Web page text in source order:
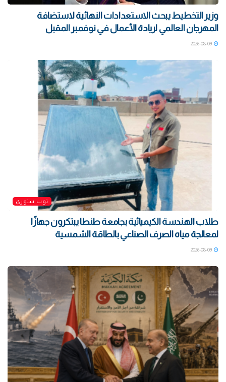
وزير التخطيط يبحث الاستعدادات النهائية لاستضافة
المهرجان العالمي لريادة الأعمال في نوفمبر المقبل
توب ستوري
طلاب الهندسة الكيميائية بجامعة طنطا يبتكرون جهازًا
لمعالجة مياه الصرف الصناعي بالطاقة الشمسية